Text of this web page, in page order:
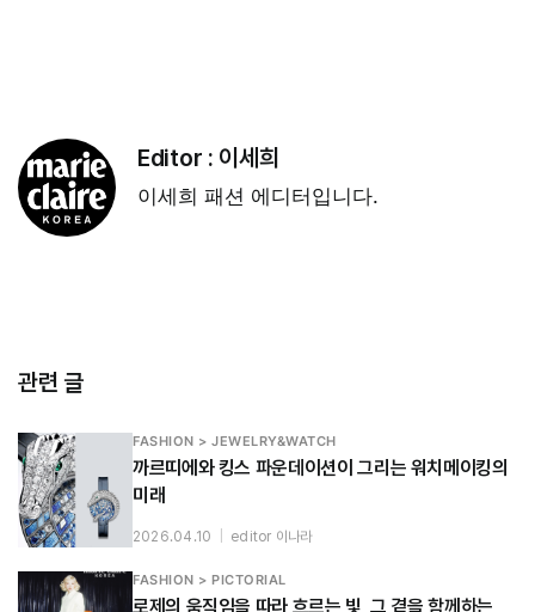
Editor : 이세희
이세희 패션 에디터입니다.
관련 글
FASHION > JEWELRY&WATCH
까르띠에와 킹스 파운데이션이 그리는 워치메이킹의
미래
2026.04.10 editor 이나라
FASHION > PICTORIAL
로제의 움직임을 따라 흐르는 빛, 그 곁을 함께하는